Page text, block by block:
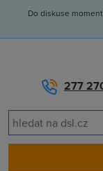
Do diskuse
277